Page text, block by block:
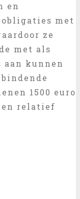
en
met
ze
met als
aan kunnen
1500 euro
relatief